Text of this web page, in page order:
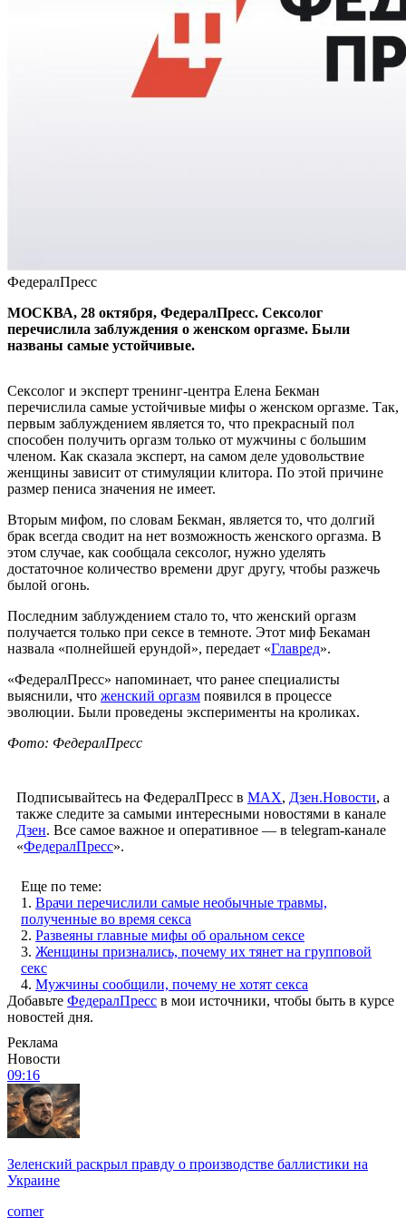
ФедералПресс
МОСКВА, 28 октября, ФедералПресс. Сексолог
перечислила заблуждения о женском оргазме. Были
названы самые устойчивые.
Сексолог и эксперт тренинг-центра Елена Бекман
перечислила самые устойчивые мифы о женском оргазме. Так,
первым заблуждением является то, что прекрасный пол
способен получить оргазм только от мужчины с большим
членом. Как сказала эксперт, на самом деле удовольствие
женщины зависит от стимуляции клитора. По этой причине
размер пениса значения не имеет.
Вторым мифом, по словам Бекман, является то, что долгий
брак всегда сводит на нет возможность женского оргазма. В
этом случае, как сообщала сексолог, нужно уделять
достаточное количество времени друг другу, чтобы разжечь
былой огонь.
Последним заблуждением стало то, что женский оргазм
получается только при сексе в темноте. Этот миф Бекаман
назвала «полнейшей ерундой», передает «Главред».
«ФедералПресс» напоминает, что ранее специалисты
выяснили, что женский оргазм появился в процессе
эволюции. Были проведены эксперименты на кроликах.
Фото: ФедералПресс
Подписывайтесь на ФедералПресс в МАХ, Дзен.Новости, а
также следите за самыми интересными новостями в канале
Дзен. Все самое важное и оперативное — в telegram-канале
«ФедералПресс».
Еще по теме:
1. Врачи перечислили самые необычные травмы,
полученные во время секса
2. Развеяны главные мифы об оральном сексе
3. Женщины признались, почему их тянет на групповой
секс
4. Мужчины сообщили, почему не хотят секса
Добавьте ФедералПресс в мои источники, чтобы быть в курсе
новостей дня.
Реклама
Новости
09:16
Зеленский раскрыл правду о производстве баллистики на
Украине
corner